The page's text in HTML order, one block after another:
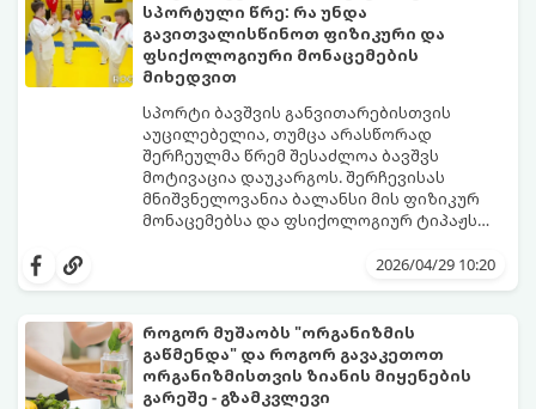
სპორტული წრე: რა უნდა
გავითვალისწინოთ ფიზიკური და
ფსიქოლოგიური მონაცემების
მიხედვით
სპორტი ბავშვის განვითარებისთვის
აუცილებელია, თუმცა არასწორად
შერჩეულმა წრემ შესაძლოა ბავშვს
მოტივაცია დაუკარგოს. შერჩევისას
მნიშვნელოვანია ბალანსი მის ფიზიკურ
მონაცემებსა და ფსიქოლოგიურ ტიპაჟს
2026/04/29 10:20
როგორ მუშაობს "ორგანიზმის
გაწმენდა" და როგორ გავაკეთოთ
ორგანიზმისთვის ზიანის მიყენების
გარეშე - გზამკვლევი